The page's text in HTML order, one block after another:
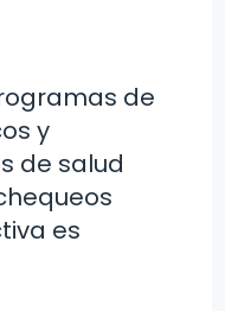
de
y
de salud
es